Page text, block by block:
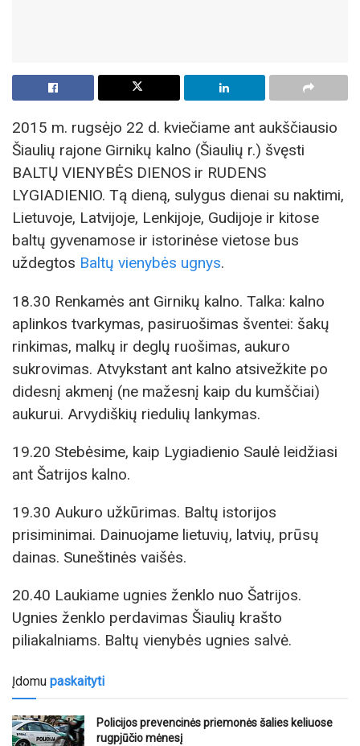
2015 m. rugsėjo 22 d. kviečiame ant aukščiausio
Šiaulių rajone Girnikų kalno (Šiaulių r.) švęsti
BALTŲ VIENYBĖS DIENOS ir RUDENS
LYGIADIENIO. Tą dieną, sulygus dienai su naktimi,
Lietuvoje, Latvijoje, Lenkijoje, Gudijoje ir kitose
baltų gyvenamose ir istorinėse vietose bus
uždegtos Baltų vienybės ugnys.
18.30 Renkamės ant Girnikų kalno. Talka: kalno
aplinkos tvarkymas, pasiruošimas šventei: šakų
rinkimas, malkų ir deglų ruošimas, aukuro
sukrovimas. Atvykstant ant kalno atsivežkite po
didesnį akmenį (ne mažesnį kaip du kumščiai)
aukurui. Arvydiškių riedulių lankymas.
19.20 Stebėsime, kaip Lygiadienio Saulė leidžiasi
ant Šatrijos kalno.
19.30 Aukuro užkūrimas. Baltų istorijos
prisiminimai. Dainuojame lietuvių, latvių, prūsų
dainas. Suneštinės vaišės.
20.40 Laukiame ugnies ženklo nuo Šatrijos.
Ugnies ženklo perdavimas Šiaulių krašto
piliakalniams. Baltų vienybės ugnies salvė.
Įdomu paskaityti
Policijos prevencinės priemonės šalies keliuose
rugpjūčio mėnesį